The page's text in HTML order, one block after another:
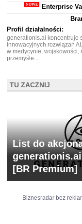
Enterprise
Profil działalności:
generationis.ai koncentruje
innowacyjnych rozwiązań
w medycynie, wojskowości,
przemyśle....
TU ZACZNIJ
List do
[BR Premium]
Biznesradar bez